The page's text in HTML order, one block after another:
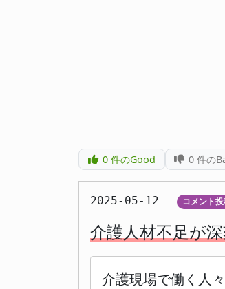
0件のGood 0 件の
2025-05-12 コメント
介護人材不足が
介護現場で働く人